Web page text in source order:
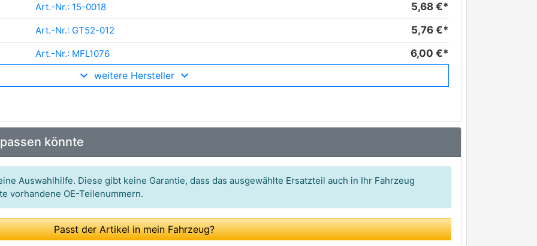
Art.-Nr.: 15-0018 5,68 €*
Art.-Nr.: GT52-012 5,76 €*
Art.-Nr.: MFL1076 6,00 €*
Art.-Nr.: BPP-CT-028
Art.-Nr.: DRM6001,DRM03L,DRM03T 11,25 €*
Art.-Nr.: 0840058
Art.-Nr.: V25-1478 13,17 €*
Art.-Nr.: 54SKV285
Art.-Nr.: 9792 20,08 €*
Art.-Nr.: 92047 20,34 €*
weitere Hersteller
könnte
Auswahlhilfe. Diese gibt keine Garantie, dass das ausgewählte Ersatzteil auch in Ihr Fahrzeug
vorhandene OE-Teilenummern.
Passt der Artikel in mein Fahrzeug?